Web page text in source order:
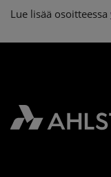
Lue lisää osoitteessa